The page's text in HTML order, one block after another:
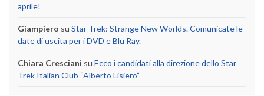
aprile!
Giampiero su Star Trek: Strange New Worlds. Comunicate le
date di uscita per i DVD e Blu Ray.
Chiara Cresciani su Ecco i candidati alla direzione dello Star
Trek Italian Club “Alberto Lisiero”